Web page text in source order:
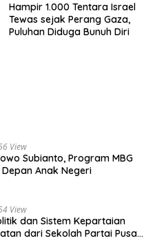
Hampir 1.000 Tentara Israel
Tewas sejak Perang Gaza,
Puluhan Diduga Bunuh Diri
View
Subianto, Program MBG
Anak Negeri
View
dan Sistem Kepartaian
dari Sekolah Partai Pusat